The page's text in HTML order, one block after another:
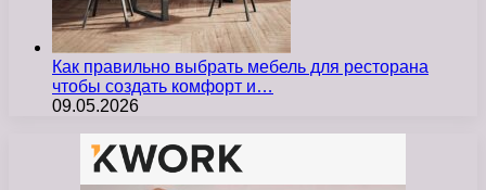
Как правильно выбрать мебель для ресторана
чтобы создать комфорт и…
09.05.2026